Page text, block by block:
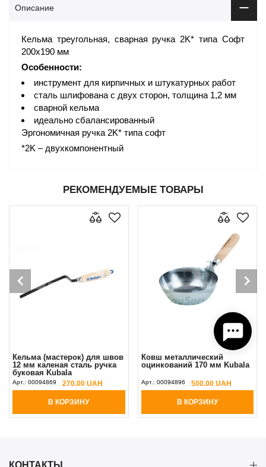
Описание
Кельма треугольная, сварная ручка 2K* типа Софт
200х190 мм
Особенности:
инструмент для кирпичных и штукатурных работ
сталь шлифована с двух сторон, толщина 1,2 мм
сварной кельма
идеально сбалансированный
Эргономичная ручка 2K* типа софт
*2K – двухкомпонентный
РЕКОМЕНДУЕМЫЕ ТОВАРЫ
Кельма (мастерок) для швов
12 мм каленая сталь ручка
буковая Kubala
Арт.: 00094869 270.00 UAH
В КОРЗИНУ
Ковш металлический
оцинкований 170 мм Kubala
Арт.: 00094896 500.00 UAH
В КОРЗИНУ